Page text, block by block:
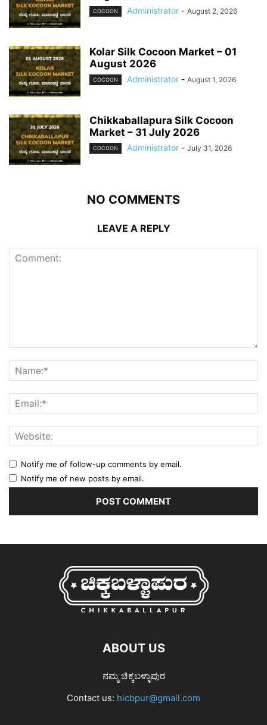
COCOON Administrator - August 2, 2026
Kolar Silk Cocoon Market – 01
August 2026
COCOON Administrator - August 1, 2026
Chikkaballapura Silk Cocoon
Market – 31 July 2026
COCOON Administrator - July 31, 2026
NO COMMENTS
LEAVE A REPLY
Notify me of follow-up comments by email.
Notify me of new posts by email.
ABOUT US
ನಮ್ಮ ಚಿಕ್ಕಬಳ್ಳಾಪುರ
Contact us: hicbpur@gmail.com